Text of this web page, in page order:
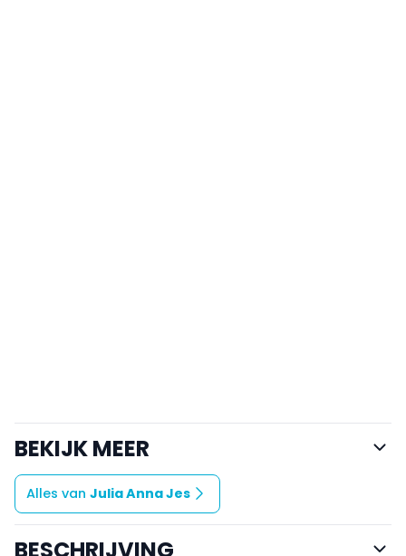
BEKIJK MEER
Alles van Julia Anna Jes
BESCHRIJVING